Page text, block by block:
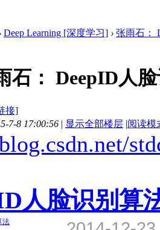
Deep Learning [深度学习] › 张雨石：
石： DeepID人
接]
7-8 17:00:56 | 显示全部楼层 |阅读模
人脸识别算
法